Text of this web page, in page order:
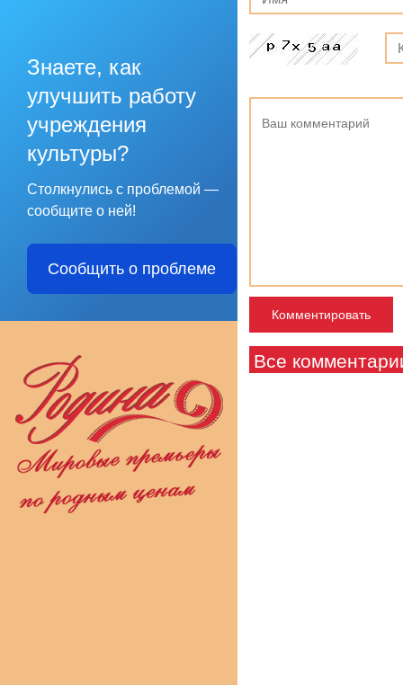
Знаете, как
улучшить работу
учреждения
культуры?
Столкнулись с проблемой —
сообщите о ней!
Сообщить о проблеме
Все